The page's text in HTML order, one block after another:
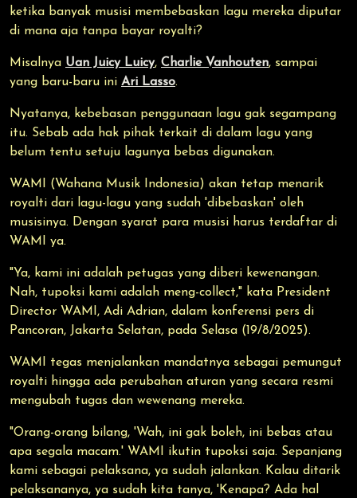
ketika banyak musisi membebaskan lagu mereka diputar
di mana aja tanpa bayar royalti?
Misalnya Uan Juicy Luicy, Charlie Vanhouten, sampai
yang baru-baru ini Ari Lasso.
Nyatanya, kebebasan penggunaan lagu gak segampang
itu. Sebab ada hak pihak terkait di dalam lagu yang
belum tentu setuju lagunya bebas digunakan.
WAMI (Wahana Musik Indonesia) akan tetap menarik
royalti dari lagu-lagu yang sudah 'dibebaskan' oleh
musisinya. Dengan syarat para musisi harus terdaftar di
WAMI ya.
"Ya, kami ini adalah petugas yang diberi kewenangan.
Nah, tupoksi kami adalah meng-collect," kata President
Director WAMI, Adi Adrian, dalam konferensi pers di
Pancoran, Jakarta Selatan, pada Selasa (19/8/2025).
WAMI tegas menjalankan mandatnya sebagai pemungut
royalti hingga ada perubahan aturan yang secara resmi
mengubah tugas dan wewenang mereka.
"Orang-orang bilang, 'Wah, ini gak boleh, ini bebas atau
apa segala macam.' WAMI ikutin tupoksi saja. Sepanjang
kami sebagai pelaksana, ya sudah jalankan. Kalau ditarik
pelaksananya, ya sudah kita tanya, 'Kenapa? Ada hal